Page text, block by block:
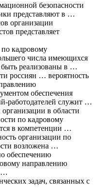
безопасности
представляют в …
организации
представляет
по кадровому
числа имеющихся
быть реализованы в …
россиян … вероятность
обеспечения
работодателей служит …
в области
по кадровому
в компетенции …
организации по
возложена …
обеспечению
направлению
…
задач, связанных с